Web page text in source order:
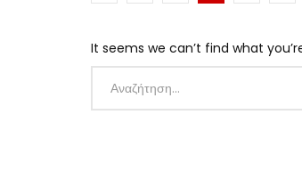
It seems we can’t find what